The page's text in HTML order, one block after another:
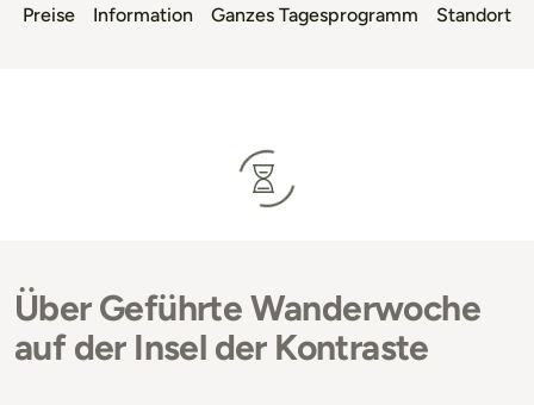
Preise Information Ganzes Tagesprogramm Standort
Über Geführte Wanderwoche
auf der Insel der Kontraste